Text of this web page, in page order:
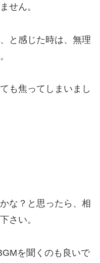
せん。
と感じた時は、無理
も焦ってしまいまし
な？と思ったら、相
さい。
を聞くのも良いで